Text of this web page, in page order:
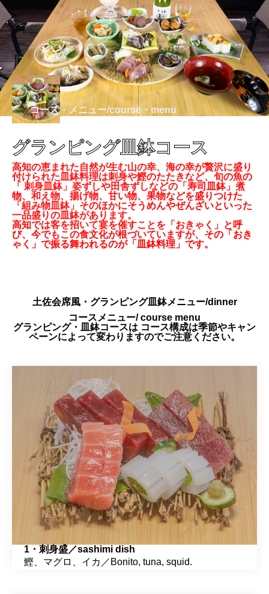
コース・メニュー/course・menu
グランピング皿鉢コース
高知の恵まれた自然が生む山の幸、海の幸が贅沢に盛り
付けられた皿鉢料理は刺身や鰹のたたきなど、旬の魚の
「 刺身皿鉢」姿ずしや田舎ずしなどの「寿司皿鉢」煮
物、和え物、揚げ物、甘い物、果物などを盛りつけた
「組み物皿鉢」そのほかにそうめんやぜんざいといった
一品盛りの皿鉢があります。
高知では客を招いて宴を催すことを「おきゃく」と呼
び、今でもこの食文化が根づいていますが、その「おき
ゃく」で振る舞われるのが「皿鉢料理」です。
土佐会席風・グランピング皿鉢メニュー/dinner
コースメニュー/ course menu
グランピング・皿鉢コースは コース構成は季節やキャン
ペーンによって変わりますのでご注意ください。
1・刺身盛／sashimi dish
鰹、マグロ、イカ／Bonito, tuna, squid.